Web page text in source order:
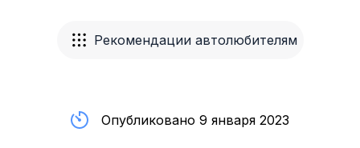
Рекомендации автолюбителям
Опубликовано 9 января 2023